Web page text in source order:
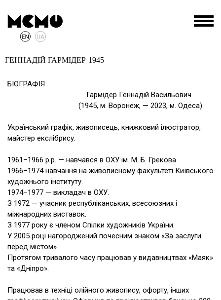
ГЕННАДІЙ ГАРМІДЕР 1945
БІОГРАФІЯ
Гармідер Геннадій Васильович
(1945, м. Воронеж, — 2023, м. Одеса)
Український графік, живописець, книжковий ілюстратор,
майстер екслібрису.
1961–1966 р.р. — навчався в ОХУ ім. М. Б. Грекова.
1966–1974 навчання на живописному факультеті Київського
художнього інституту.
1974–1977 — викладач в ОХУ.
З 1972 — учасник республіканських, всесоюзних і
міжнародних виставок.
З 1977 року є членом Спілки художників України.
У 2005 році нагороджений почесним знаком «За заслуги
перед містом»
Протягом тривалого часу працював у видавництвах «Маяк»
та «Дніпро».
Працював в техніці олійного живопису, офорту, інших